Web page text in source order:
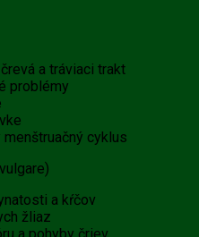
a tráviaci trakt
problémy
cyklus
a kŕčov
žliaz